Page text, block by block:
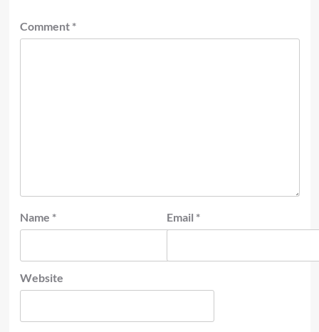
Comment *
Name * Email *
Website